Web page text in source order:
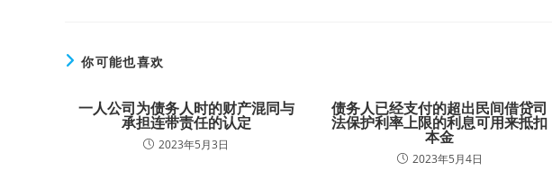
你可能也喜欢
一人公司为债务人时的财产混同与
承担连带责任的认定
2023年5月3日
债务人已经支付的超出民间借贷司
法保护利率上限的利息可用来抵扣
本金
2023年5月4日